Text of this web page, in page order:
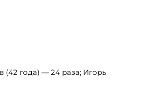
(42 года) — 24 раза; Игорь